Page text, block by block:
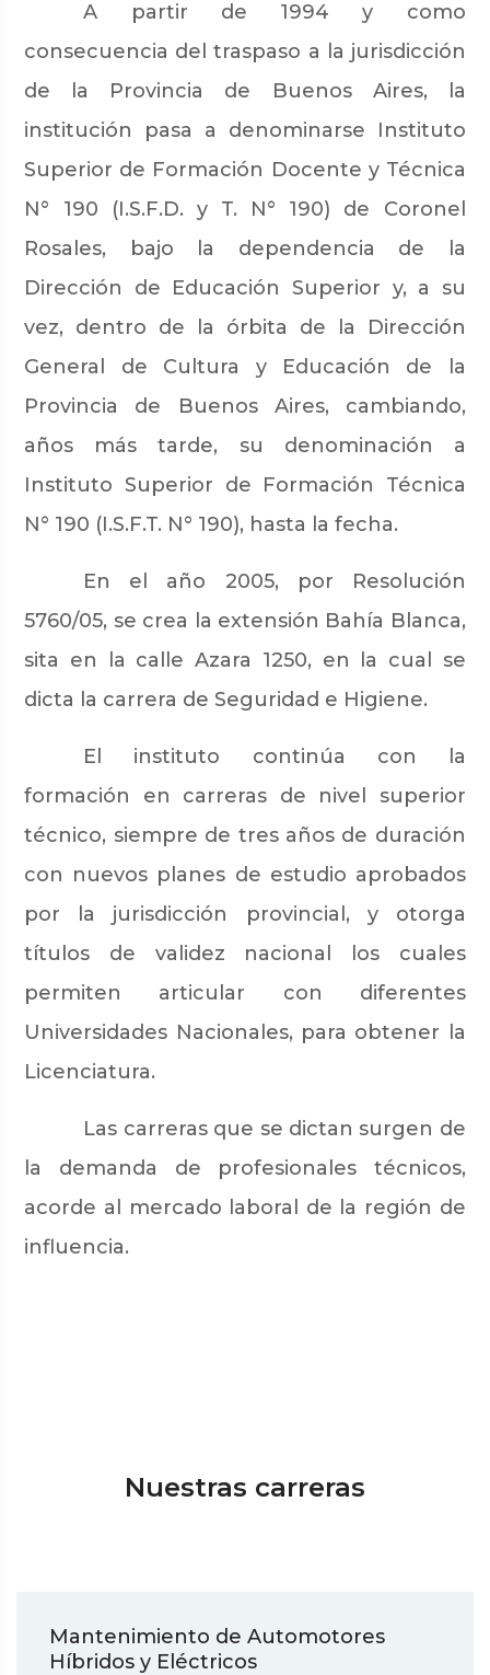
A partir de 1994 y como
consecuencia del traspaso a la jurisdicción
de la Provincia de Buenos Aires, la
institución pasa a denominarse Instituto
Superior de Formación Docente y Técnica
N° 190 (I.S.F.D. y T. N° 190) de Coronel
Rosales, bajo la dependencia de la
Dirección de Educación Superior y, a su
vez, dentro de la órbita de la Dirección
General de Cultura y Educación de la
Provincia de Buenos Aires, cambiando,
años más tarde, su denominación a
Instituto Superior de Formación Técnica
N° 190 (I.S.F.T. N° 190), hasta la fecha.
En el año 2005, por Resolución
5760/05, se crea la extensión Bahía Blanca,
sita en la calle Azara 1250, en la cual se
dicta la carrera de Seguridad e Higiene.
El instituto continúa con la
formación en carreras de nivel superior
técnico, siempre de tres años de duración
con nuevos planes de estudio aprobados
por la jurisdicción provincial, y otorga
títulos de validez nacional los cuales
permiten articular con diferentes
Universidades Nacionales, para obtener la
Licenciatura.
Las carreras que se dictan surgen de
la demanda de profesionales técnicos,
acorde al mercado laboral de la región de
influencia.
Nuestras carreras
Mantenimiento de Automotores
Híbridos y Eléctricos